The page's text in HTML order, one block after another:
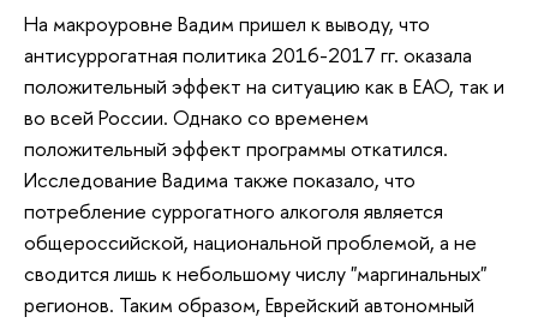
На макроуровне Вадим пришел к выводу, что
антисуррогатная политика 2016-2017 гг. оказала
положительный эффект на ситуацию как в ЕАО, так и
во всей России. Однако со временем
положительный эффект программы откатился.
Исследование Вадима также показало, что
потребление суррогатного алкоголя является
общероссийской, национальной проблемой, а не
сводится лишь к небольшому числу "маргинальных"
регионов. Таким образом, Еврейский автономный